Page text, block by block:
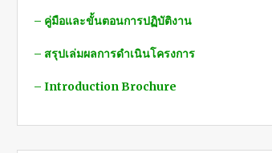
– คู่มือและขั้นตอนการปฏิบัติงาน
– สรุปเล่มผลการดำเนินโครงการ
– Introduction Brochure